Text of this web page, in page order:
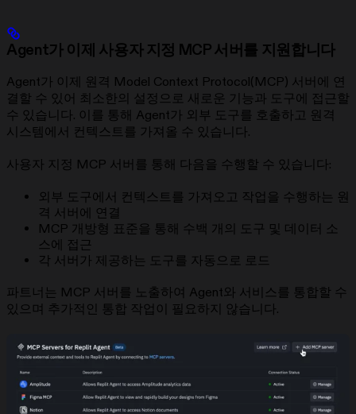
Agent가 이제 사용자 지정 MCP 서버를 지원합니다
Agent가 이제 원격 Model Context Protocol(MCP) 서버에 연
결할 수 있어 최소한의 설정으로 새로운 기능과 도구에 접근할
수 있습니다. 이를 통해 Agent가 외부 도구를 호출하고 원격
시스템에서 컨텍스트를 가져올 수 있습니다.
사용자 지정 MCP 서버를 통해 다음을 수행할 수 있습니다:
외부 도구에서 컨텍스트를 가져오고 작업을 수행하는 원
격 서버에 연결
MCP 개방형 표준을 통해 수백 개의 도구 및 데이터 소
스에 접근
각 서버가 제공하는 도구를 자동으로 로드
파트너는 MCP 서버를 노출하여 Agent와 서비스를 통합할 수
있으며 추가적인 통합 작업이 필요하지 않습니다.